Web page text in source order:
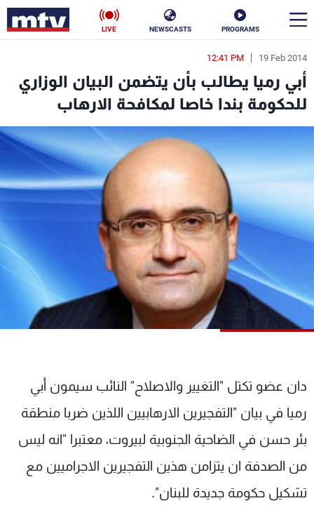
PROGRAMS
NEWSCASTS
LIVE
19 Feb 2014
12:41 PM
أبي رميا يطالب بأن يتضمن البيان الوزاري
للحكومة بندا خاصا لمكافحة الارهاب
دان عضو تكتل "التغيير والاصلاح" النائب سيمون أبي
رميا في بيان "التفجيرين الارهابيين اللذين ضربا منطقة
بئر حسن في الضاحية الجنوبية لبيروت، معتبرا "انه ليس
من الصدفة ان يتزامن هذين التفجيرين الاجراميين مع
تشكيل حكومة جديدة للبنان".
en
الأخبار
سياسة ناس
إقتصاد فن
منوعات
كأس العالم
البرامج
جدول البرامج
شاهد البرامج
عن MTV
الإنـتـاج
لاعلاناتكم
وظائف
تواصل معنا
شروط الإسـتخدام
سياسة الخصوصية